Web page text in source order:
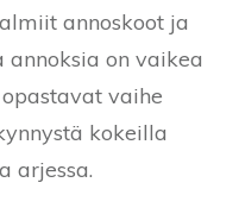
annoskoot ja
on vaikea
vaihe
kokeilla
arjessa.